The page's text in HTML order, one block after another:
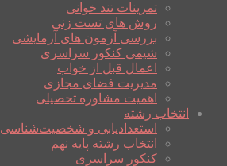
تمرینات تند خوانی
روش های تست زنی
بررسی آزمون های آزمایشی
شیمی کنکور سراسری
اعمال قبل از خواب
مدیریت فضای مجازی
اهمیت مشاوره تحصیلی
انتخاب رشته
استعدادیابی و شخصیت‌شناسی
انتخاب رشته پایه نهم
کنکور سراسری